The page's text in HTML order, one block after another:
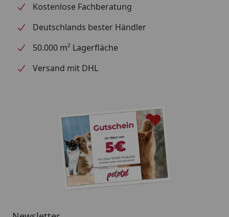
Kostenlose Fachberatung
Deutschlands bester Händler
50.000 m² Lagerfläche
Versand mit DHL